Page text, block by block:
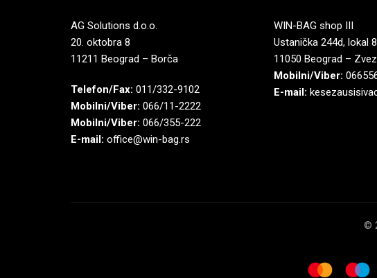
AG Solutions d.o.o.
20. oktobra 8
11211 Beograd – Borča
Telefon/Fax: 011/332-9102
Mobilni/Viber: 066/11-2222
Mobilni/Viber: 066/355-222
E-mail: office@win-bag.rs
WIN-BAG shop III
Ustanička 244d, lokal 8
11050 Beograd –
Mobilni/Viber:
E-mail:
©